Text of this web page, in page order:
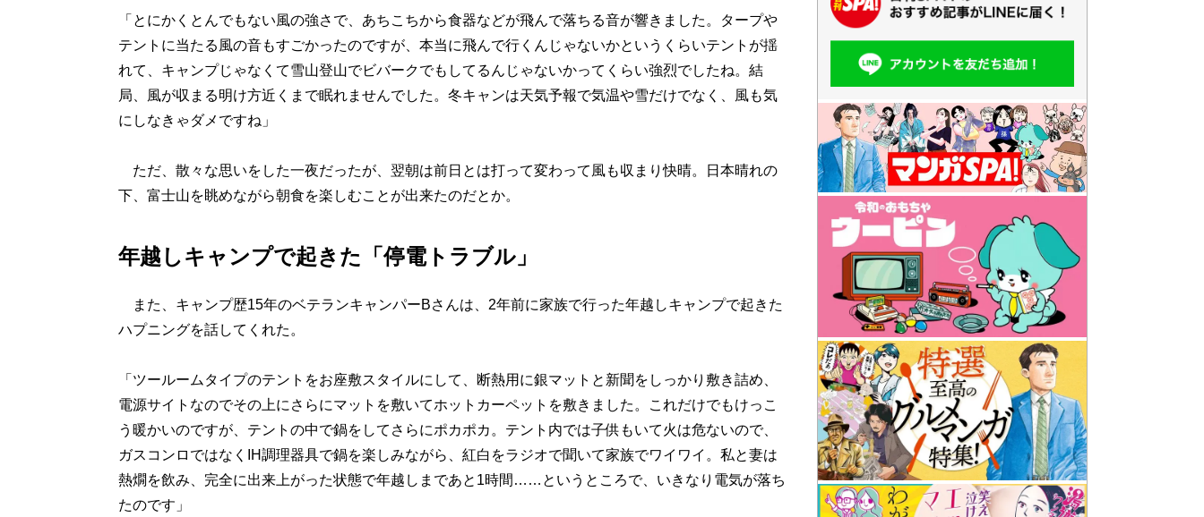
「とにかくとんでもない風の強さで、あちこちから食器などが飛んで落ちる音が響きました。タープや
テントに当たる風の音もすごかったのですが、本当に飛んで行くんじゃないかというくらいテントが揺
れて、キャンプじゃなくて雪山登山でビバークでもしてるんじゃないかってくらい強烈でしたね。結
局、風が収まる明け方近くまで眠れませんでした。冬キャンは天気予報で気温や雪だけでなく、風も気
にしなきゃダメですね」
ただ、散々な思いをした一夜だったが、翌朝は前日とは打って変わって風も収まり快晴。日本晴れの
下、富士山を眺めながら朝食を楽しむことが出来たのだとか。
年越しキャンプで起きた「停電トラブル」
また、キャンプ歴15年のベテランキャンパーBさんは、2年前に家族で行った年越しキャンプで起きた
ハプニングを話してくれた。
「ツールームタイプのテントをお座敷スタイルにして、断熱用に銀マットと新聞をしっかり敷き詰め、
電源サイトなのでその上にさらにマットを敷いてホットカーペットを敷きました。これだけでもけっこ
う暖かいのですが、テントの中で鍋をしてさらにポカポカ。テント内では子供もいて火は危ないので、
ガスコンロではなくIH調理器具で鍋を楽しみながら、紅白をラジオで聞いて家族でワイワイ。私と妻は
熱燗を飲み、完全に出来上がった状態で年越しまであと1時間……というところで、いきなり電気が落ち
たのです」